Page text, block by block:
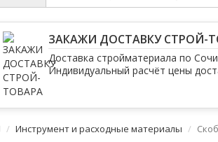
ЗАКАЖИ ДОСТАВКУ СТРОЙ-
Доставка стройматериала по
Индивидуальный расчёт цены
Инструмент и расходные материалы